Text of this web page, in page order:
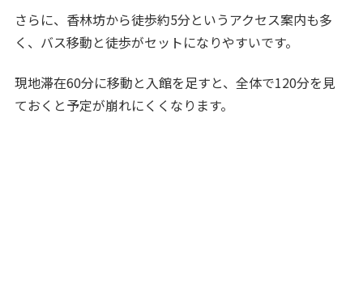
さらに、香林坊から徒歩約5分というアクセス案内も多
く、バス移動と徒歩がセットになりやすいです。
現地滞在60分に移動と入館を足すと、全体で120分を見
ておくと予定が崩れにくくなります。